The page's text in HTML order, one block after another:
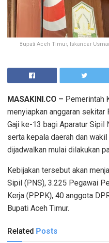
Bupati Aceh Timur, Iskandar
MASAKINI.CO – Pemerintah
menyiapkan anggaran sekitar
Gaji ke-13 bagi Aparatur Sipil
serta kepala daerah dan
dijadwalkan mulai dilakukan
Kebijakan tersebut akan
Sipil (PNS), 3.225 Pegawai
Kerja (PPPK), 40 anggota
Bupati Aceh Timur.
Related Posts